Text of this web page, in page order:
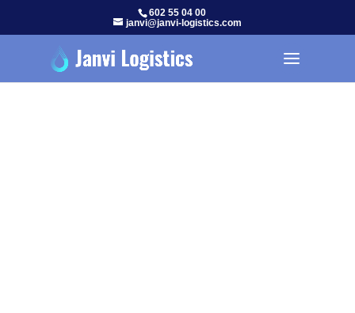
602 55 04 00
janvi@janvi-logistics.com